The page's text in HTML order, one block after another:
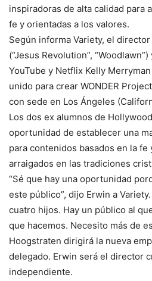
inspiradoras de alta calidad para
fe y orientadas a los valores.
Según informa Variety, el
(“Jesus Revolution”,
YouTube y Netflix Kelly
unido para crear WONDER
con sede en Los Ángeles
Los dos ex alumnos de
oportunidad de establecer una
para contenidos basados en la fe
arraigados en las tradiciones
“Sé que hay una oportunidad
este público”, dijo Erwin a
cuatro hijos. Hay un público al
que hacemos. Necesito más de
Hoogstraten dirigirá la nueva
delegado. Erwin será el director
independiente.